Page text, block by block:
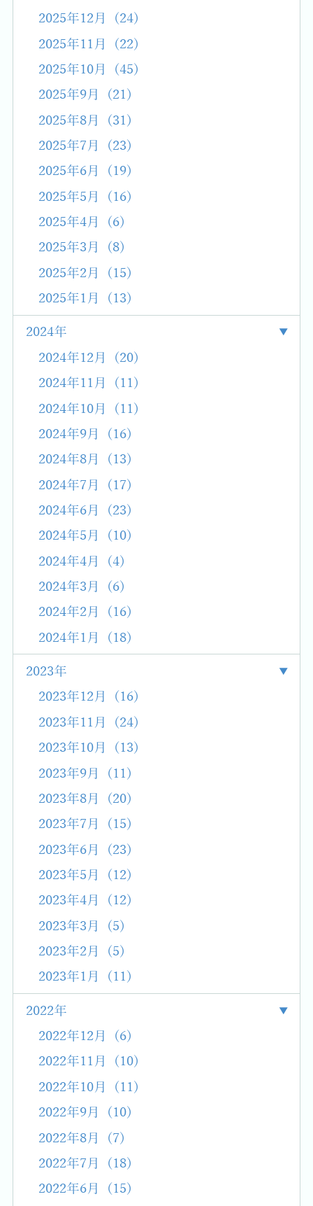
2025年12月 (24)
2025年11月 (22)
2025年10月 (45)
2025年9月 (21)
2025年8月 (31)
2025年7月 (23)
2025年6月 (19)
2025年5月 (16)
2025年4月 (6)
2025年3月 (8)
2025年2月 (15)
2025年1月 (13)
2024年
2024年12月 (20)
2024年11月 (11)
2024年10月 (11)
2024年9月 (16)
2024年8月 (13)
2024年7月 (17)
2024年6月 (23)
2024年5月 (10)
2024年4月 (4)
2024年3月 (6)
2024年2月 (16)
2024年1月 (18)
2023年
2023年12月 (16)
2023年11月 (24)
2023年10月 (13)
2023年9月 (11)
2023年8月 (20)
2023年7月 (15)
2023年6月 (23)
2023年5月 (12)
2023年4月 (12)
2023年3月 (5)
2023年2月 (5)
2023年1月 (11)
2022年
2022年12月 (6)
2022年11月 (10)
2022年10月 (11)
2022年9月 (10)
2022年8月 (7)
2022年7月 (18)
2022年6月 (15)